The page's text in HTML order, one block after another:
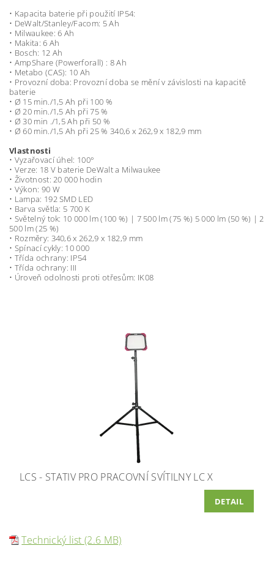
• Kapacita baterie při použití IP54:
• DeWalt/Stanley/Facom: 5 Ah
• Milwaukee: 6 Ah
• Makita: 6 Ah
• Bosch: 12 Ah
• AmpShare (Powerforall) : 8 Ah
• Metabo (CAS): 10 Ah
• Provozní doba: Provozní doba se mění v závislosti na kapacitě
baterie
• Ø 15 min./1,5 Ah při 100 %
• Ø 20 min./1,5 Ah při 75 %
• Ø 30 min ./1,5 Ah při 50 %
• Ø 60 min./1,5 Ah při 25 % 340,6 x 262,9 x 182,9 mm
Vlastnosti
• Vyzařovací úhel: 100°
• Verze: 18 V baterie DeWalt a Milwaukee
• Životnost: 20 000 hodin
• Výkon: 90 W
• Lampa: 192 SMD LED
• Barva světla: 5 700 K
• Světelný tok: 10 000 lm (100 %) | 7 500 lm (75 %) 5 000 lm (50 %) | 2
500 lm (25 %)
• Rozměry: 340,6 x 262,9 x 182,9 mm
• Spínací cykly: 10 000
• Třída ochrany: IP54
• Třída ochrany: III
• Úroveň odolnosti proti otřesům: IK08
LCS - STATIV PRO PRACOVNÍ SVÍTILNY LC X
DETAIL
Technický list (2.6 MB)